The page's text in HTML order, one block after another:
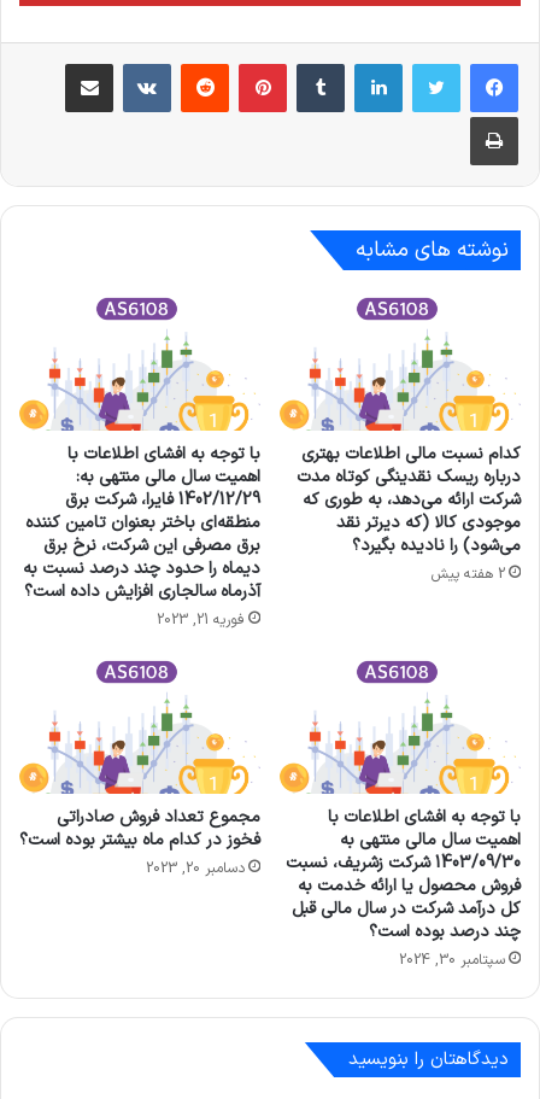
لینکدین ‫تامبلر ‫پین‌ترست‫رددیت ‫VKontakteاشتراک گذاری از طریق ایمیل
چاپ
نوشته های مشابه
کدام نسبت مالی اطلاعات بهتری
درباره ریسک نقدینگی کوتاه‌ مدت
شرکت ارائه می‌دهد، به طوری که
موجودی کالا (که دیرتر نقد
می‌شود) را نادیده بگیرد؟
2 هفته پیش
با توجه به افشای اطلاعات با
اهمیت سال مالی منتهی به:
1402/12/29 فايرا، شرکت برق
منطقه‌ای باختر بعنوان تامین کننده
برق مصرفی این شرکت، نرخ برق
دیماه را حدود چند درصد نسبت به
آذرماه سالجاری افزایش داده است؟
فوریه 21, 2023
با توجه به افشای اطلاعات با
اهمیت سال مالی منتهی به
1403/09/30 شرکت زشريف، نسبت
فروش محصول یا ارائه خدمت به
كل درآمد شركت در سال مالی قبل
چند درصد بوده است؟
سپتامبر 30, 2024
مجموع تعداد فروش صادراتی
فخوز در کدام ماه بیشتر بوده است؟
دسامبر 20, 2023
دیدگاهتان را بنویسید